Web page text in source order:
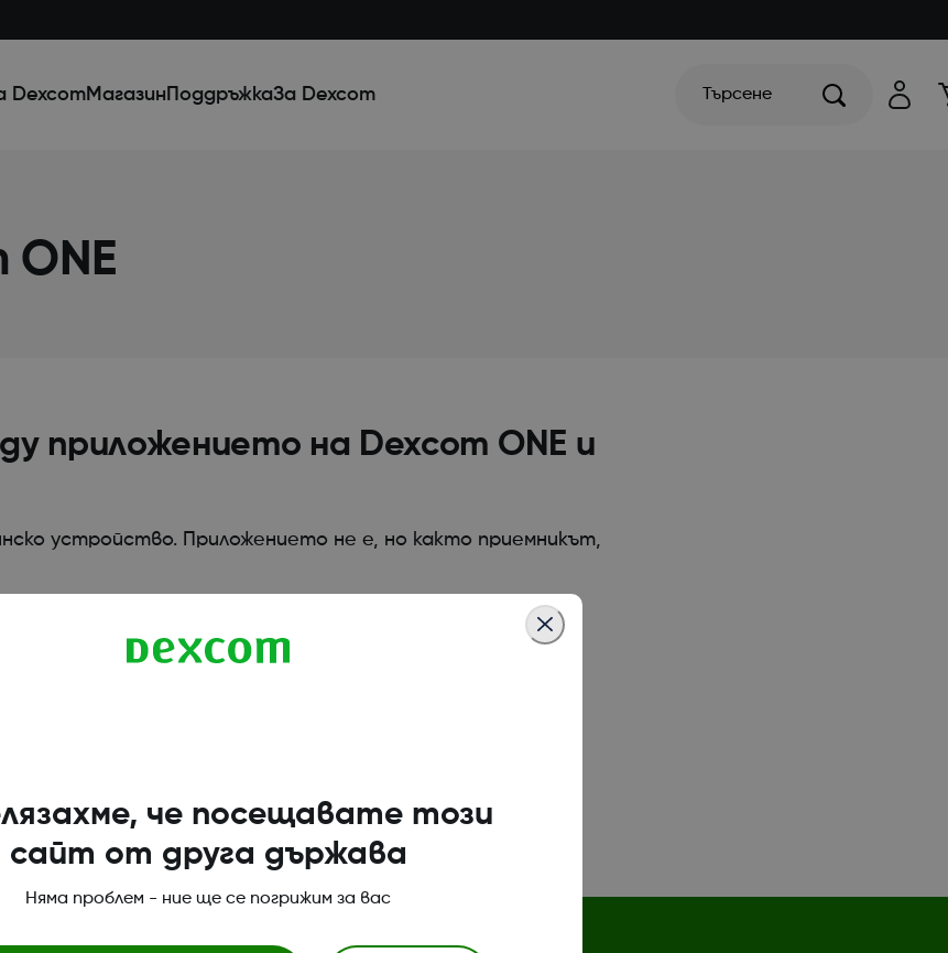
DexcomМагазин ПоддръжкаЗа Dexcom Търсене
ONE
приложението на Dexcom ONE и
устройство. Приложението не е, но както приемникът,
че посещавате този
сайт от друга държава
Няма проблем - ние ще се погрижим за вас